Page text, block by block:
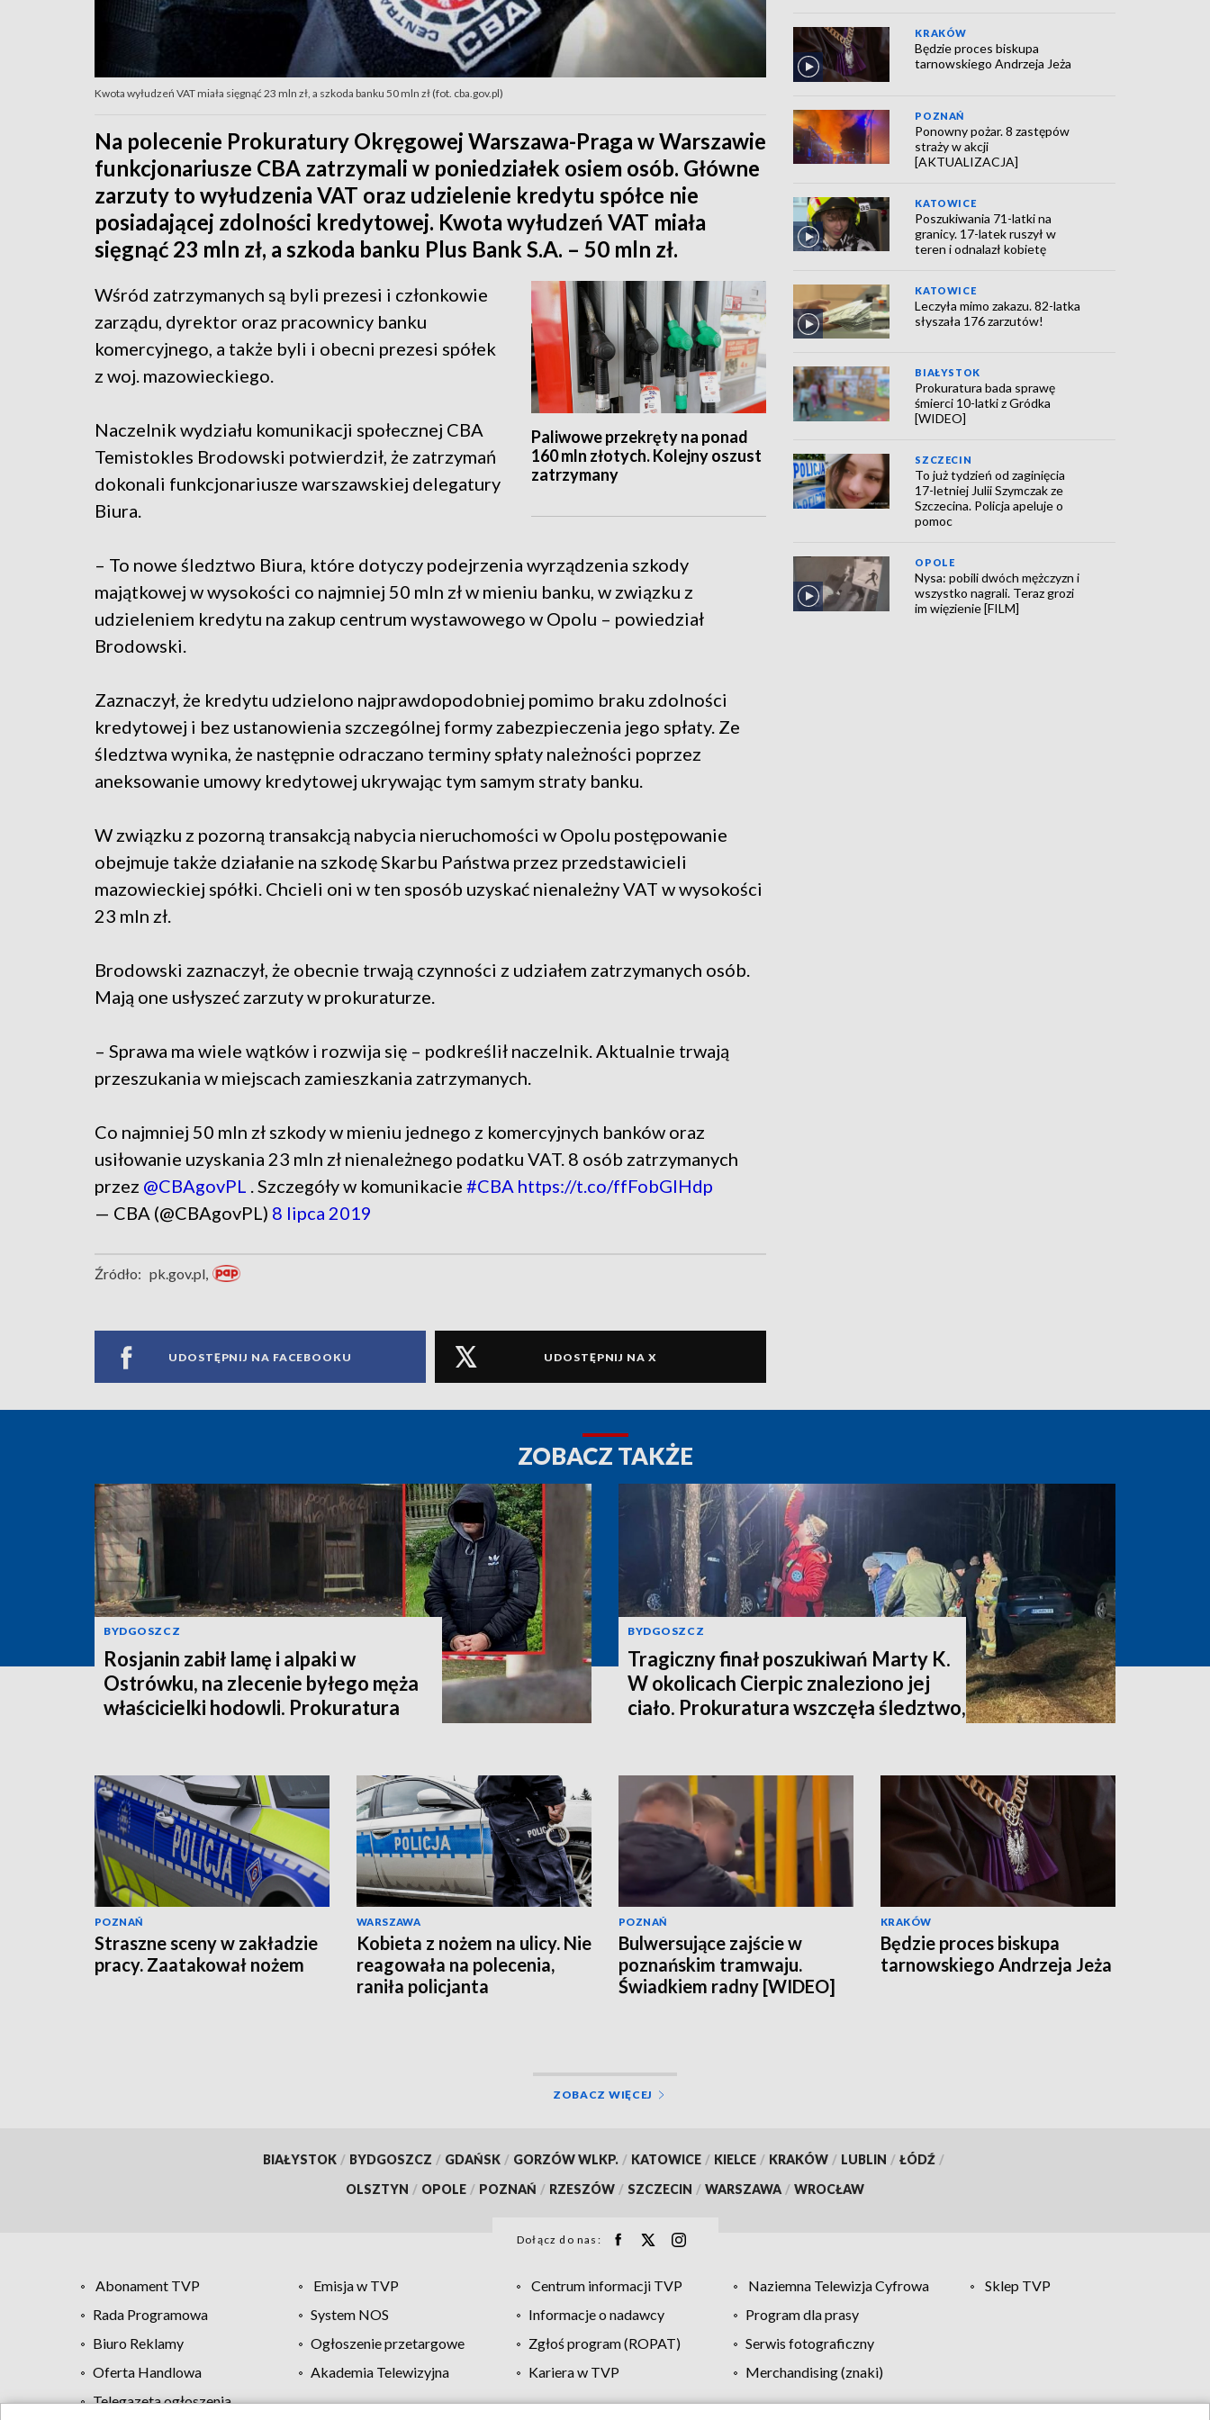
Kwota wyłudzeń VAT miała sięgnąć 23 mln zł, a szkoda banku 50 mln zł (fot. cba.gov.pl)
Na polecenie Prokuratury Okręgowej Warszawa-Praga w Warszawie
funkcjonariusze CBA zatrzymali w poniedziałek osiem osób. Główne
zarzuty to wyłudzenia VAT oraz udzielenie kredytu spółce nie
posiadającej zdolności kredytowej. Kwota wyłudzeń VAT miała
sięgnąć 23 mln zł, a szkoda banku Plus Bank S.A. – 50 mln zł.
Paliwowe przekręty na ponad
160 mln złotych. Kolejny oszust
zatrzymany
Wśród zatrzymanych są byli prezesi i członkowie
zarządu, dyrektor oraz pracownicy banku
komercyjnego, a także byli i obecni prezesi spółek
z woj. mazowieckiego.
Naczelnik wydziału komunikacji społecznej CBA
Temistokles Brodowski potwierdził, że zatrzymań
dokonali funkcjonariusze warszawskiej delegatury
Biura.
– To nowe śledztwo Biura, które dotyczy podejrzenia wyrządzenia szkody
majątkowej w wysokości co najmniej 50 mln zł w mieniu banku, w związku z
udzieleniem kredytu na zakup centrum wystawowego w Opolu – powiedział
Brodowski.
Zaznaczył, że kredytu udzielono najprawdopodobniej pomimo braku zdolności
kredytowej i bez ustanowienia szczególnej formy zabezpieczenia jego spłaty. Ze
śledztwa wynika, że następnie odraczano terminy spłaty należności poprzez
aneksowanie umowy kredytowej ukrywając tym samym straty banku.
W związku z pozorną transakcją nabycia nieruchomości w Opolu postępowanie
obejmuje także działanie na szkodę Skarbu Państwa przez przedstawicieli
mazowieckiej spółki. Chcieli oni w ten sposób uzyskać nienależny VAT w wysokości
23 mln zł.
Brodowski zaznaczył, że obecnie trwają czynności z udziałem zatrzymanych osób.
Mają one usłyszeć zarzuty w prokuraturze.
– Sprawa ma wiele wątków i rozwija się – podkreślił naczelnik. Aktualnie trwają
przeszukania w miejscach zamieszkania zatrzymanych.
Co najmniej 50 mln zł szkody w mieniu jednego z komercyjnych banków oraz
usiłowanie uzyskania 23 mln zł nienależnego podatku VAT. 8 osób zatrzymanych
przez @CBAgovPL . Szczegóły w komunikacie #CBA https://t.co/ffFobGlHdp
— CBA (@CBAgovPL) 8 lipca 2019
Źródło: pk.gov.pl,
UDOSTĘPNIJ NA FACEBOOKU UDOSTĘPNIJ NA X
KRAKÓW
Będzie proces biskupa
tarnowskiego Andrzeja Jeża
POZNAŃ
Ponowny pożar. 8 zastępów
straży w akcji
[AKTUALIZACJA]
KATOWICE
Poszukiwania 71-latki na
granicy. 17-latek ruszył w
teren i odnalazł kobietę
KATOWICE
Leczyła mimo zakazu. 82-latka
słyszała 176 zarzutów!
BIAŁYSTOK
Prokuratura bada sprawę
śmierci 10-latki z Gródka
[WIDEO]
SZCZECIN
To już tydzień od zaginięcia
17-letniej Julii Szymczak ze
Szczecina. Policja apeluje o
pomoc
OPOLE
Nysa: pobili dwóch mężczyzn i
wszystko nagrali. Teraz grozi
im więzienie [FILM]
ZOBACZ TAKŻE
BYDGOSZCZ
Rosjanin zabił lamę i alpaki w
Ostrówku, na zlecenie byłego męża
właścicielki hodowli. Prokuratura
BYDGOSZCZ
Tragiczny finał poszukiwań Marty K.
W okolicach Cierpic znaleziono jej
ciało. Prokuratura wszczęła śledztwo,
POZNAŃ
Straszne sceny w zakładzie
pracy. Zaatakował nożem
WARSZAWA
Kobieta z nożem na ulicy. Nie
reagowała na polecenia,
raniła policjanta
POZNAŃ
Bulwersujące zajście w
poznańskim tramwaju.
Świadkiem radny [WIDEO]
KRAKÓW
Będzie proces biskupa
tarnowskiego Andrzeja Jeża
ZOBACZ WIĘCEJ
BIAŁYSTOK / BYDGOSZCZ / GDAŃSK / GORZÓW WLKP. / KATOWICE / KIELCE / KRAKÓW / LUBLIN / ŁÓDŹ /
OLSZTYN / OPOLE / POZNAŃ / RZESZÓW / SZCZECIN / WARSZAWA / WROCŁAW
Dołącz do nas:
Abonament TVP Emisja w TVP Centrum informacji TVP Naziemna Telewizja Cyfrowa
Sklep TVP
Rada Programowa
System NOS Informacje o nadawcy
Program dla prasy
Biuro Reklamy
Ogłoszenie przetargowe Zgłoś program (ROPAT)
Serwis fotograficzny
Oferta Handlowa
Akademia Telewizyjna Kariera w TVP
Merchandising (znaki)
Telegazeta ogłoszenia